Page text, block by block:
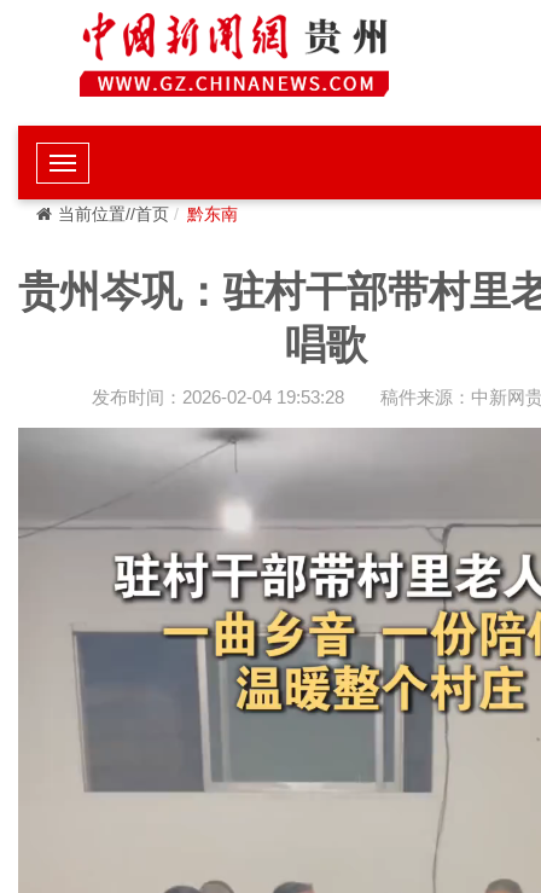
当前位置//首页 黔东南
贵州岑巩：驻村干部带村里
唱歌
发布时间：2026-02-04 19:53:28 稿件来源：中新网